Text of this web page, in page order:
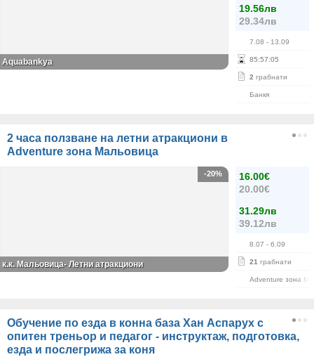
19.56лв
29.34лв
7.08 - 13.09
85:57:04
2 грабнати
Банкя
Aquabankya
2 часа ползване на летни атракциони в
Adventure зона Мальовица
16.00€
20.00€
31.29лв
39.12лв
8.07 - 6.09
21 грабнати
Adventure зона
-20%
к.к. Мальовица- Летни атракциони
Обучение по езда в конна база Хан Аспарух с
опитен треньор и педагог - инструктаж, подготовка,
езда и послегрижа за коня